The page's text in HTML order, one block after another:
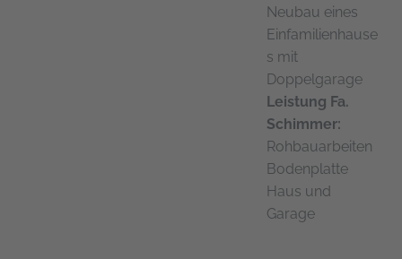
Neubau eines
Einfamilienhause
s mit
Doppelgarage
Leistung Fa.
Schimmer:
Rohbauarbeiten
Bodenplatte
Haus und
Garage